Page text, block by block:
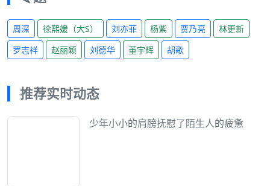
周深 徐熙媛（大S） 刘亦菲 杨紫 贾乃亮
林更新
罗志祥
赵丽颖 刘德华 董宇辉 胡歌
推荐实时动态
少年小小的肩膀抚慰了陌生人的疲惫